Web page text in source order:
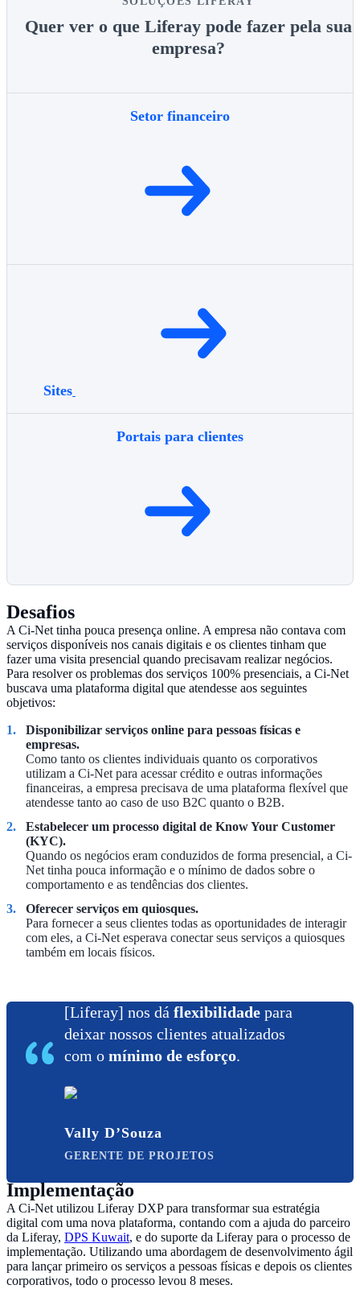
Quer ver o que Liferay pode fazer pela sua
empresa?
Setor financeiro
Sites
Portais para clientes
Desafios
A Ci-Net tinha pouca presença online. A empresa não contava com
serviços disponíveis nos canais digitais e os clientes tinham que
fazer uma visita presencial quando precisavam realizar negócios.
Para resolver os problemas dos serviços 100% presenciais, a Ci-Net
buscava uma plataforma digital que atendesse aos seguintes
objetivos:
Disponibilizar serviços online para pessoas físicas e
empresas.
Como tanto os clientes individuais quanto os corporativos
utilizam a Ci-Net para acessar crédito e outras informações
financeiras, a empresa precisava de uma plataforma flexível que
atendesse tanto ao caso de uso B2C quanto o B2B.
Estabelecer um processo digital de Know Your Customer
(KYC).
Quando os negócios eram conduzidos de forma presencial, a Ci-
Net tinha pouca informação e o mínimo de dados sobre o
comportamento e as tendências dos clientes.
Oferecer serviços em quiosques.
Para fornecer a seus clientes todas as oportunidades de interagir
com eles, a Ci-Net esperava conectar seus serviços a quiosques
também em locais físicos.
[Liferay] nos dá flexibilidade para
deixar nossos clientes atualizados
com o mínimo de esforço.
Vally D’Souza
GERENTE DE PROJETOS
Implementação
A Ci-Net utilizou Liferay DXP para transformar sua estratégia
digital com uma nova plataforma, contando com a ajuda do parceiro
da Liferay, DPS Kuwait, e do suporte da Liferay para o processo de
implementação. Utilizando uma abordagem de desenvolvimento ágil
para lançar primeiro os serviços a pessoas físicas e depois os clientes
corporativos, todo o processo levou 8 meses.